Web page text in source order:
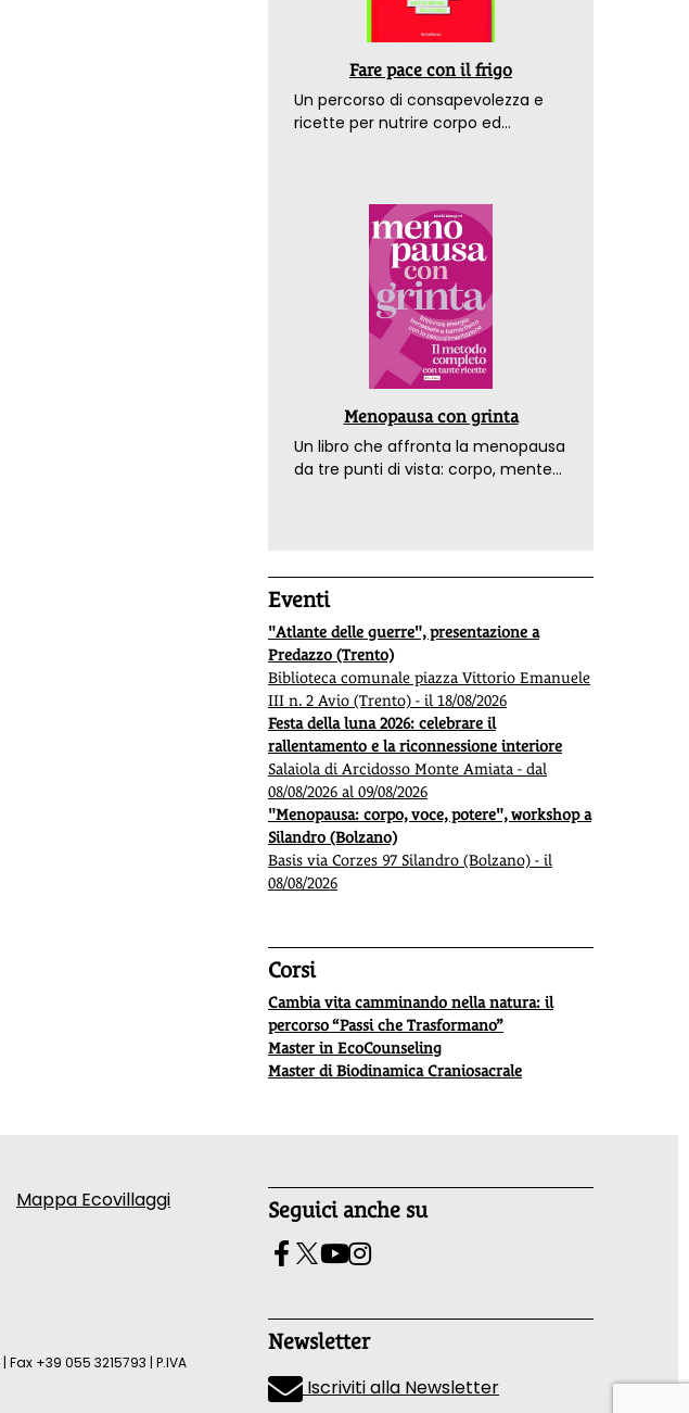
Fare pace con il frigo
Un percorso di consapevolezza e
ricette per nutrire corpo ed
Menopausa con grinta
Un libro che affronta la menopausa
da tre punti di vista: corpo, mente
Eventi
"Atlante delle guerre", presentazione a
Predazzo (Trento)
Biblioteca comunale piazza Vittorio Emanuele
III n. 2 Avio (Trento) - il 18/08/2026
Festa della luna 2026: celebrare il
rallentamento e la riconnessione interiore
Salaiola di Arcidosso Monte Amiata - dal
08/08/2026 al 09/08/2026
"Menopausa: corpo, voce, potere", workshop a
Silandro (Bolzano)
Basis via Corzes 97 Silandro (Bolzano) - il
08/08/2026
Corsi
Cambia vita camminando nella natura: il
percorso “Passi che Trasformano”
Master in EcoCounseling
Master di Biodinamica Craniosacrale
Mappa Ecovillaggi Seguici anche su
Newsletter
Iscriviti alla Newsletter
| Fax +39 055 3215793 | P.IVA